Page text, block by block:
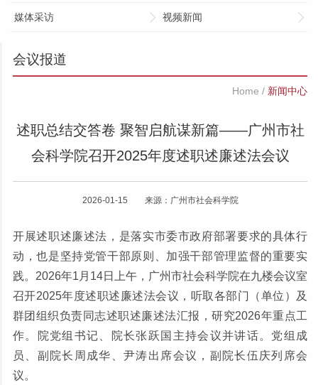
媒体采访 视频新闻
会议报道
Home / 新闻中心
述职总结交答卷 聚智启航谋新篇——广州市社
会科学院召开2025年度述职述廉述法会议
2026-01-15 来源：广州市社会科学院
开展述职述廉述法，是落实市委市政府部署要求的具体行
动，也是坚持党管干部原则、加强干部管理监督的重要实
践。2026年1月14日上午，广州市社会科学院在九楼会议室
召开2025年度述职述廉述法会议，听取各部门（单位）及
群团组织负责同志述职述廉述法汇报，研究2026年重点工
作。院党组书记、院长张跃国主持会议并讲话。党组成
员、副院长周成华、尹涛出席会议，副院长伍庆列席会
议。